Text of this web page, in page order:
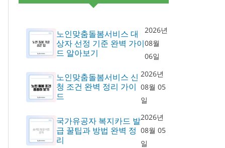
노인맞춤돌봄서비스 대
상자 선정 기준 완벽 가이
드 알아보기
2026년
08월
06일
노인맞춤돌봄서비스 신
청 조건 완벽 정리 가이
드
2026년
08월 05
일
국가유공자 복지카드 발
급 꿀팁과 방법 완벽 정
리
2026년
08월 05
일